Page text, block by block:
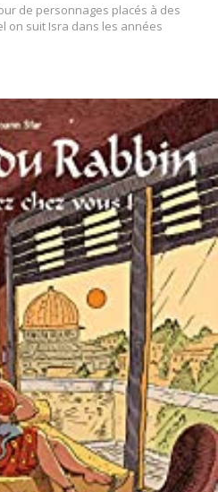
de personnages placés à des
on suit Isra dans les années
LA SUITE